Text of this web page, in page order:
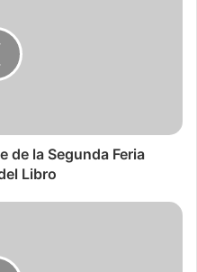
de la Segunda Feria
Libro